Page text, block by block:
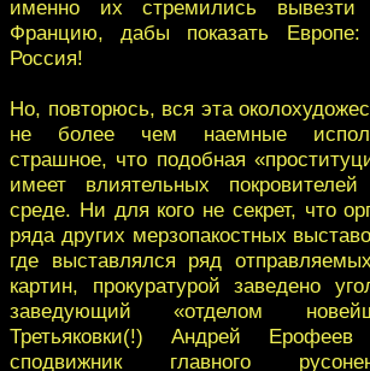
именно их стремились
Францию, дабы показать
Россия!
Но, повторюсь, вся эта
не более чем наемные
страшное, что подобная
имеет влиятельных
среде. Ни для кого не секрет, что
ряда других мерзопакостных
где выставлялся ряд
картин, прокуратурой заведено
заведующий «отделом
Третьяковки(!) Андрей
сподвижник главного